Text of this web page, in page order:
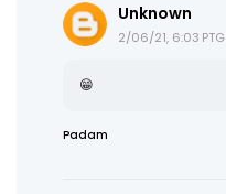
Unknown
2/06/21, 6:03 PTG
😁
Padam